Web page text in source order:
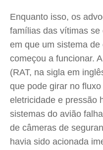
Enquanto isso, os
famílias das vítimas
em que um sistema
começou a funcionar.
(RAT, na sigla em
que pode girar no
eletricidade e pressão
sistemas do avião
de câmeras de
havia sido acionada